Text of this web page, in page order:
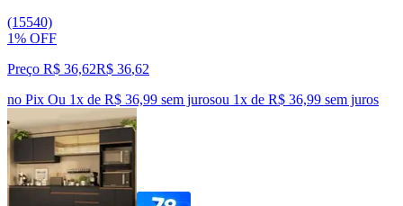
(15540)
1% OFF
Preço R$ 36,62R$ 36,62
no Pix Ou 1x de R$ 36,99 sem jurosou 1x de R$ 36,99 sem juros